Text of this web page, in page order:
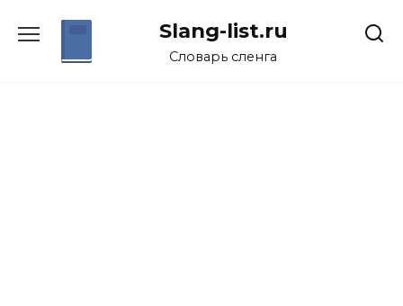
Slang-list.ru
Словарь сленга